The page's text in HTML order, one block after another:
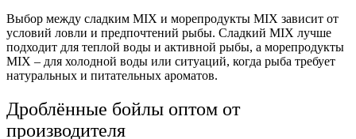
Выбор между сладким MIX и морепродукты MIX зависит от
условий ловли и предпочтений рыбы. Сладкий MIX лучше
подходит для теплой воды и активной рыбы, а морепродукты
MIX – для холодной воды или ситуаций, когда рыба требует
натуральных и питательных ароматов.
Дроблённые бойлы оптом от
производителя